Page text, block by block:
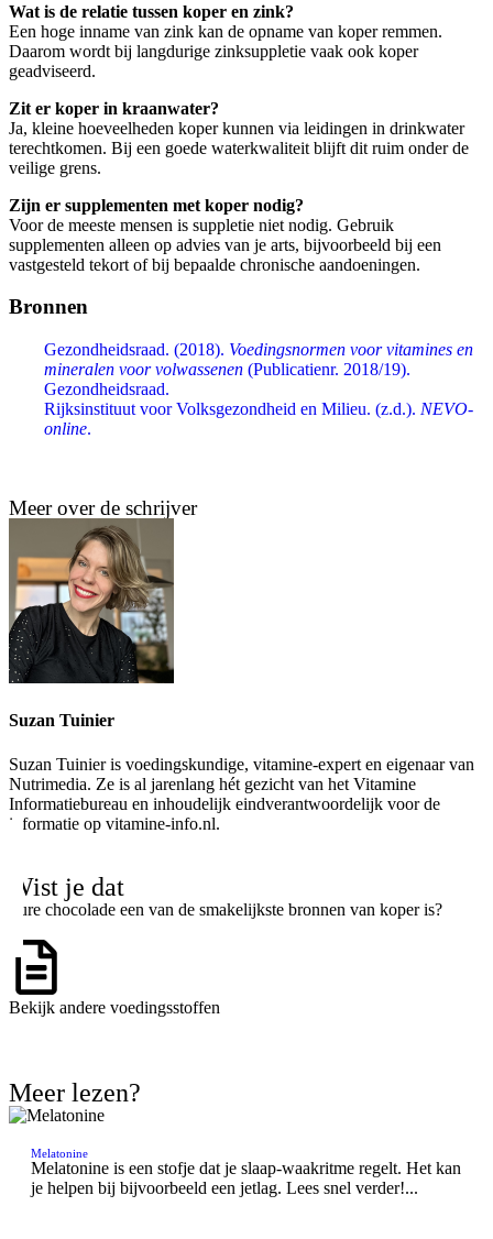
Wat is de relatie tussen koper en zink?
Een hoge inname van zink kan de opname van koper remmen.
Daarom wordt bij langdurige zinksuppletie vaak ook koper
geadviseerd.
Zit er koper in kraanwater?
Ja, kleine hoeveelheden koper kunnen via leidingen in drinkwater
terechtkomen. Bij een goede waterkwaliteit blijft dit ruim onder de
veilige grens.
Zijn er supplementen met koper nodig?
Voor de meeste mensen is suppletie niet nodig. Gebruik
supplementen alleen op advies van je arts, bijvoorbeeld bij een
vastgesteld tekort of bij bepaalde chronische aandoeningen.
Bronnen
Gezondheidsraad. (2018). Voedingsnormen voor vitamines en
mineralen voor volwassenen (Publicatienr. 2018/19).
Gezondheidsraad.
Rijksinstituut voor Volksgezondheid en Milieu. (z.d.). NEVO-
online.
Meer over de schrijver
Suzan Tuinier
Suzan Tuinier is voedingskundige, vitamine-expert en eigenaar van
Nutrimedia. Ze is al jarenlang hét gezicht van het Vitamine
Informatiebureau en inhoudelijk eindverantwoordelijk voor de
informatie op vitamine-info.nl.
Wist je dat
Pure chocolade een van de smakelijkste bronnen van koper is?
Bekijk andere voedingsstoffen
Meer lezen?
Melatonine
Melatonine is een stofje dat je slaap-waakritme regelt. Het kan
je helpen bij bijvoorbeeld een jetlag. Lees snel verder!...